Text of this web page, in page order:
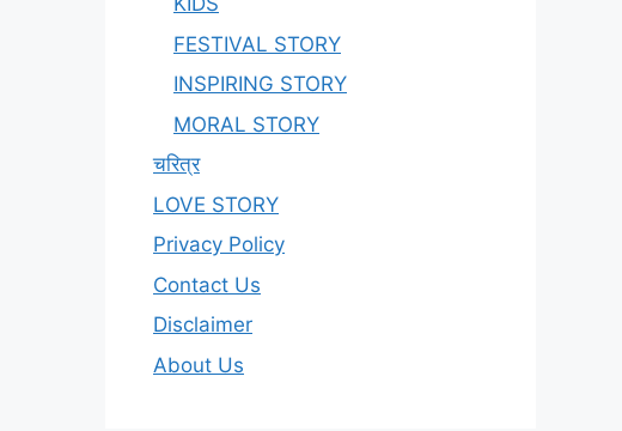
FESTIVAL STORY
INSPIRING STORY
MORAL STORY
चरित्र
LOVE STORY
Privacy Policy
Contact Us
Disclaimer
About Us